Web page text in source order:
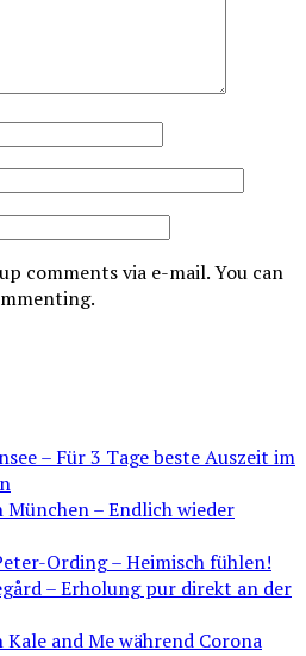
comments via e-mail. You can
– Für 3 Tage beste Auszeit im
– Endlich wieder
Ording – Heimisch fühlen!
– Erholung pur direkt an der
Kale and Me während Corona